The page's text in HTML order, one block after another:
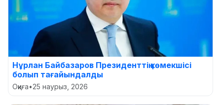
Нұрлан Байбазаров Президенттің көмекшісі
болып тағайындалды
Оқиға•25 наурыз, 2026